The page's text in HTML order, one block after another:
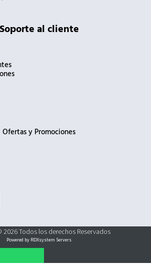
Soporte al cliente
Ofertas y Promociones
2026 Todos los derechos Reservados
Powered by RDXsystem Servers